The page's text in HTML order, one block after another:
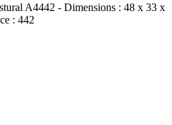
A4442 - Dimensions : 48 x 33 x
: 442